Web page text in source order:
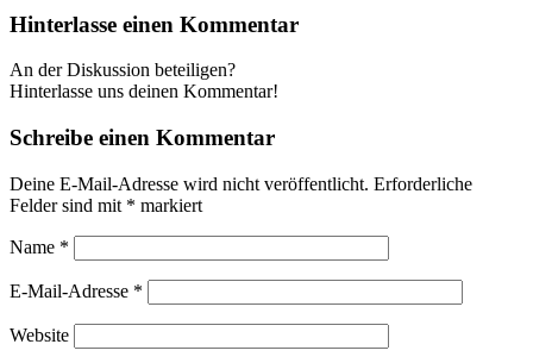
Hinterlasse einen Kommentar
An der Diskussion beteiligen?
Hinterlasse uns deinen Kommentar!
Schreibe einen Kommentar
Deine E-Mail-Adresse wird nicht veröffentlicht. Erforderliche
Felder sind mit * markiert
Name *
E-Mail-Adresse *
Website